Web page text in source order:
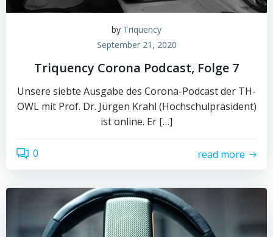
by Triquency
September 21, 2020
Triquency Corona Podcast, Folge 7
Unsere siebte Ausgabe des Corona-Podcast der TH-
OWL mit Prof. Dr. Jürgen Krahl (Hochschulpräsident)
ist online. Er […]
0 read more